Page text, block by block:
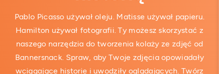
Pablo Picasso używał oleju. Matisse używał papieru.
Hamilton używał fotografii. Ty możesz skorzystać z
naszego narzędzia do tworzenia kolaży ze zdjęć od
Bannersnack. Spraw, aby Twoje zdjęcia opowiadały
wciągające historie i uwodziły oglądających. Twórz